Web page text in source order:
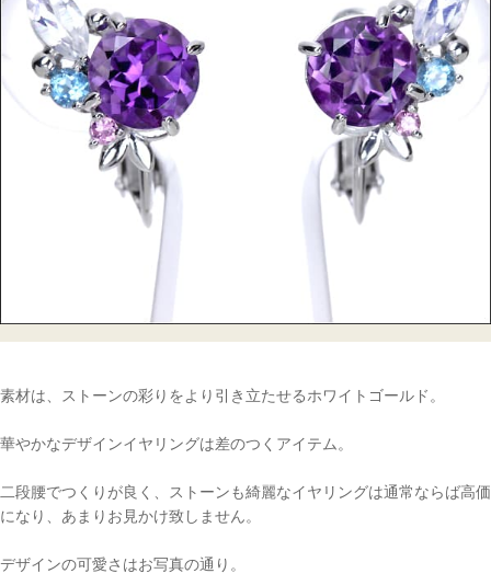
素材は、ストーンの彩りをより引き立たせるホワイトゴールド。
華やかなデザインイヤリングは差のつくアイテム。
二段腰でつくりが良く、ストーンも綺麗なイヤリングは通常ならば高価
になり、あまりお見かけ致しません。
デザインの可愛さはお写真の通り。